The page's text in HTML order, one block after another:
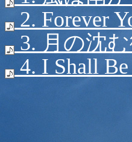
2. Forever
3. 月の沈
4. I Shall Be